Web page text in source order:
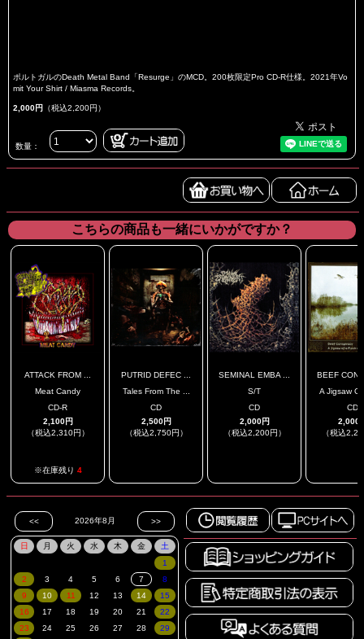
ポルトガルのDeath Metal Band「Resurge」のMCD。200枚限定Pro CD-R仕様。2021年Vo
mit Your Shirt / Miasma Records。
2,000円 （税込2,200円）
数量：
こちらの商品も一緒にいかがですか？
ATTACK FROM ...
Meat Candy
CD-R
2,100円
（税込2,310円）
※在庫残り 4
PUTRID DEFEC ...
Tales From The ...
CD
2,500円
（税込2,750円）
SEMINAL EMBA ...
S/T
CD
2,000円
（税込2,200円）
BEEF
A Jigsaw
CD
2,000
（税込